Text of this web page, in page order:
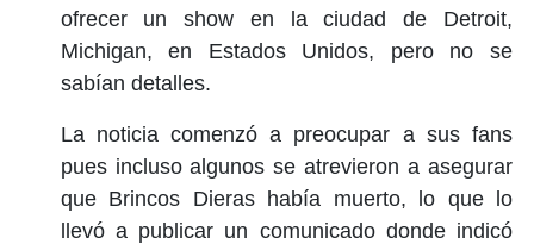
ofrecer un show en la ciudad de Detroit,
Michigan, en Estados Unidos, pero no se
sabían detalles.
La noticia comenzó a preocupar a sus fans
pues incluso algunos se atrevieron a asegurar
que Brincos Dieras había muerto, lo que lo
llevó a publicar un comunicado donde indicó